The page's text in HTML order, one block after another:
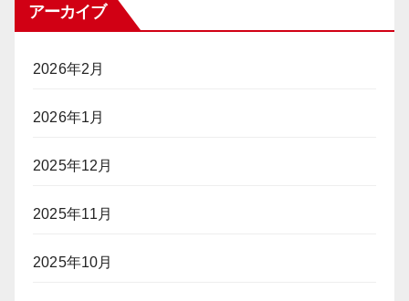
アーカイブ
2026年2月
2026年1月
2025年12月
2025年11月
2025年10月